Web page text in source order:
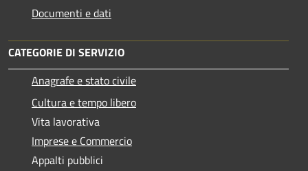
Documenti e dati
CATEGORIE DI SERVIZIO
Anagrafe e stato civile
Cultura e tempo libero
Vita lavorativa
Imprese e Commercio
Appalti pubblici